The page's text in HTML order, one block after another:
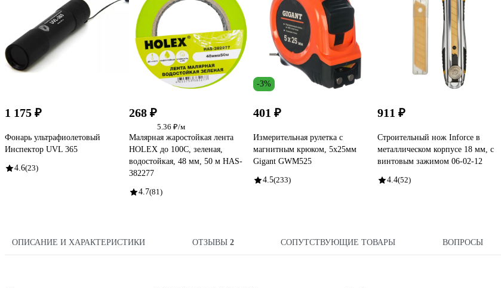
1 175 ₽
Фонарь ультрафиолетовый
Инспектор UVL 365
4.6(23)
268 ₽
5.36 ₽/м
Малярная жаростойкая лента
HOLEX до 100С, зеленая,
водостойкая, 48 мм, 50 м HAS-
382277
4.7(81)
-3%
401 ₽
Измерительная рулетка с
магнитным крюком, 5x25мм
Gigant GWM525
4.5(233)
911 ₽
Строительный нож Inforce в
металлическом корпусе 18 мм, с
винтовым зажимом 06-02-12
4.4(52)
ОПИСАНИЕ И ХАРАКТЕРИСТИКИ ОТЗЫВЫ 2 СОПУТСТВУЮЩИЕ ТОВАРЫ ВОПРОСЫ